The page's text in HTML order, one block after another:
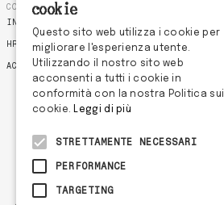
CONTATTI
INFO@ODDASTUDIO.COM
HR@ODDASTUDIO.COM
ACCOUNT@ODDASTUDIO.COM
cookie
Questo sito web utilizza i cookie per
migliorare l'esperienza utente.
Utilizzando il nostro sito web
acconsenti a tutti i cookie in
conformità con la nostra Politica sui
cookie. Leggi di più
STRETTAMENTE NECESSARI
PERFORMANCE
TARGETING